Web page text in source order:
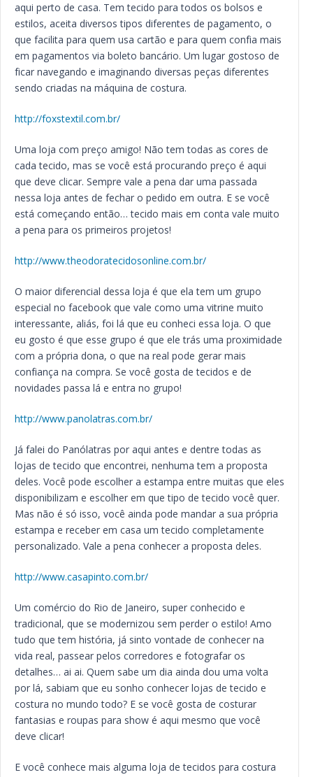
aqui perto de casa. Tem tecido para todos os bolsos e
estilos, aceita diversos tipos diferentes de pagamento, o
que facilita para quem usa cartão e para quem confia mais
em pagamentos via boleto bancário. Um lugar gostoso de
ficar navegando e imaginando diversas peças diferentes
sendo criadas na máquina de costura.
http://foxstextil.com.br/
Uma loja com preço amigo! Não tem todas as cores de
cada tecido, mas se você está procurando preço é aqui
que deve clicar. Sempre vale a pena dar uma passada
nessa loja antes de fechar o pedido em outra. E se você
está começando então… tecido mais em conta vale muito
a pena para os primeiros projetos!
http://www.theodoratecidosonline.com.br/
O maior diferencial dessa loja é que ela tem um grupo
especial no facebook que vale como uma vitrine muito
interessante, aliás, foi lá que eu conheci essa loja. O que
eu gosto é que esse grupo é que ele trás uma proximidade
com a própria dona, o que na real pode gerar mais
confiança na compra. Se você gosta de tecidos e de
novidades passa lá e entra no grupo!
http://www.panolatras.com.br/
Já falei do Panólatras por aqui antes e dentre todas as
lojas de tecido que encontrei, nenhuma tem a proposta
deles. Você pode escolher a estampa entre muitas que eles
disponibilizam e escolher em que tipo de tecido você quer.
Mas não é só isso, você ainda pode mandar a sua própria
estampa e receber em casa um tecido completamente
personalizado. Vale a pena conhecer a proposta deles.
http://www.casapinto.com.br/
Um comércio do Rio de Janeiro, super conhecido e
tradicional, que se modernizou sem perder o estilo! Amo
tudo que tem história, já sinto vontade de conhecer na
vida real, passear pelos corredores e fotografar os
detalhes… ai ai. Quem sabe um dia ainda dou uma volta
por lá, sabiam que eu sonho conhecer lojas de tecido e
costura no mundo todo? E se você gosta de costurar
fantasias e roupas para show é aqui mesmo que você
deve clicar!
E você conhece mais alguma loja de tecidos para costura